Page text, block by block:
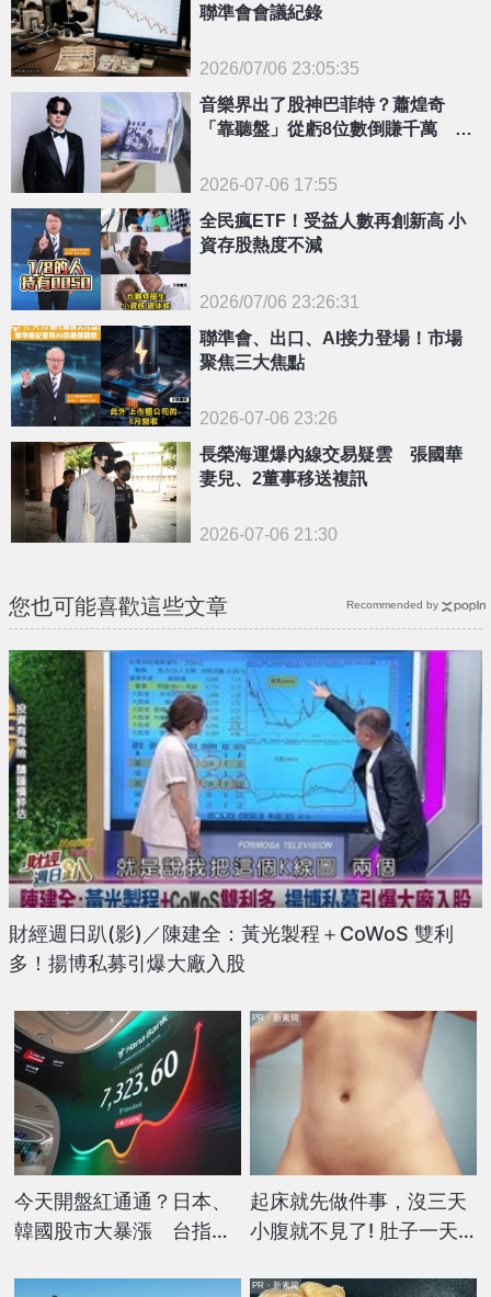
{PLAYICON}
聯準會會議紀錄
2026/07/06 23:05:35
音樂界出了股神巴菲特？蕭煌奇
「靠聽盤」從虧8位數倒賺千萬 1
2026-07-06 17:55
{PLAYICON}
全民瘋ETF！受益人數再創新高 小
資存股熱度不減
2026/07/06 23:26:31
聯準會、出口、AI接力登場！市場
聚焦三大焦點
2026-07-06 23:26
長榮海運爆內線交易疑雲 張國華
妻兒、2董事移送複訊
2026-07-06 21:30
您也可能喜歡這些文章
財經週日趴(影)／陳建全：黃光製程＋CoWoS 雙利
多！揚博私募引爆大廠入股
今天開盤紅通通？日本、
韓國股市大暴漲 台指期
起床就先做件事，沒三天
小腹就不見了! 肚子一天
PR・新素簡
PR・新素簡
Recommended by